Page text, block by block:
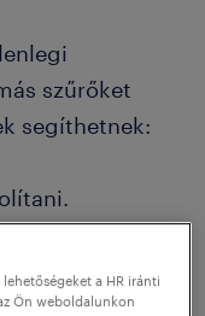
szűrőket
segíthetnek:
keresésa HR iránti
Ön weboldalunkon